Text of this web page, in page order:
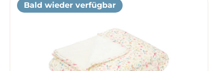
Bald wieder verfügbar